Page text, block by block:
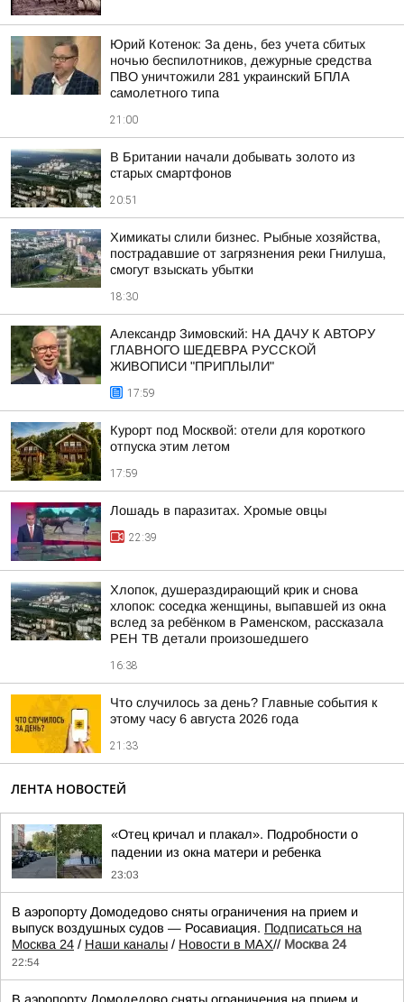
Юрий Котенок: За день, без учета сбитых
ночью беспилотников, дежурные средства
ПВО уничтожили 281 украинский БПЛА
самолетного типа
21:00
В Британии начали добывать золото из
старых смартфонов
20:51
Химикаты слили бизнес. Рыбные хозяйства,
пострадавшие от загрязнения реки Гнилуша,
смогут взыскать убытки
18:30
Александр Зимовский: НА ДАЧУ К АВТОРУ
ГЛАВНОГО ШЕДЕВРА РУССКОЙ
ЖИВОПИСИ "ПРИПЛЫЛИ"
17:59
Курорт под Москвой: отели для короткого
отпуска этим летом
17:59
Лошадь в паразитах. Хромые овцы
22:39
Хлопок, душераздирающий крик и снова
хлопок: соседка женщины, выпавшей из окна
вслед за ребёнком в Раменском, рассказала
РЕН ТВ детали произошедшего
16:38
Что случилось за день? Главные события к
этому часу 6 августа 2026 года
21:33
ЛЕНТА НОВОСТЕЙ
«Отец кричал и плакал». Подробности о
падении из окна матери и ребенка
23:03
В аэропорту Домодедово сняты ограничения на прием и
выпуск воздушных судов — Росавиация. Подписаться на
Москва 24 / Наши каналы / Новости в MAX// Москва 24
22:54